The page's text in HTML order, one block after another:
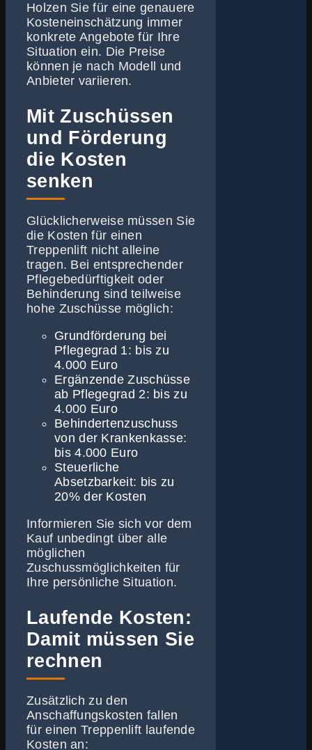
Holzen Sie für eine genauere
Kosteneinschätzung immer
konkrete Angebote für Ihre
Situation ein. Die Preise
können je nach Modell und
Anbieter variieren.
Mit Zuschüssen
und Förderung
die Kosten
senken
Glücklicherweise müssen Sie
die Kosten für einen
Treppenlift nicht alleine
tragen. Bei entsprechender
Pflegebedürftigkeit oder
Behinderung sind teilweise
hohe Zuschüsse möglich:
Grundförderung bei
Pflegegrad 1: bis zu
4.000 Euro
Ergänzende Zuschüsse
ab Pflegegrad 2: bis zu
4.000 Euro
Behindertenzuschuss
von der Krankenkasse:
bis 4.000 Euro
Steuerliche
Absetzbarkeit: bis zu
20% der Kosten
Informieren Sie sich vor dem
Kauf unbedingt über alle
möglichen
Zuschussmöglichkeiten für
Ihre persönliche Situation.
Laufende Kosten:
Damit müssen Sie
rechnen
Zusätzlich zu den
Anschaffungskosten fallen
für einen Treppenlift laufende
Kosten an: